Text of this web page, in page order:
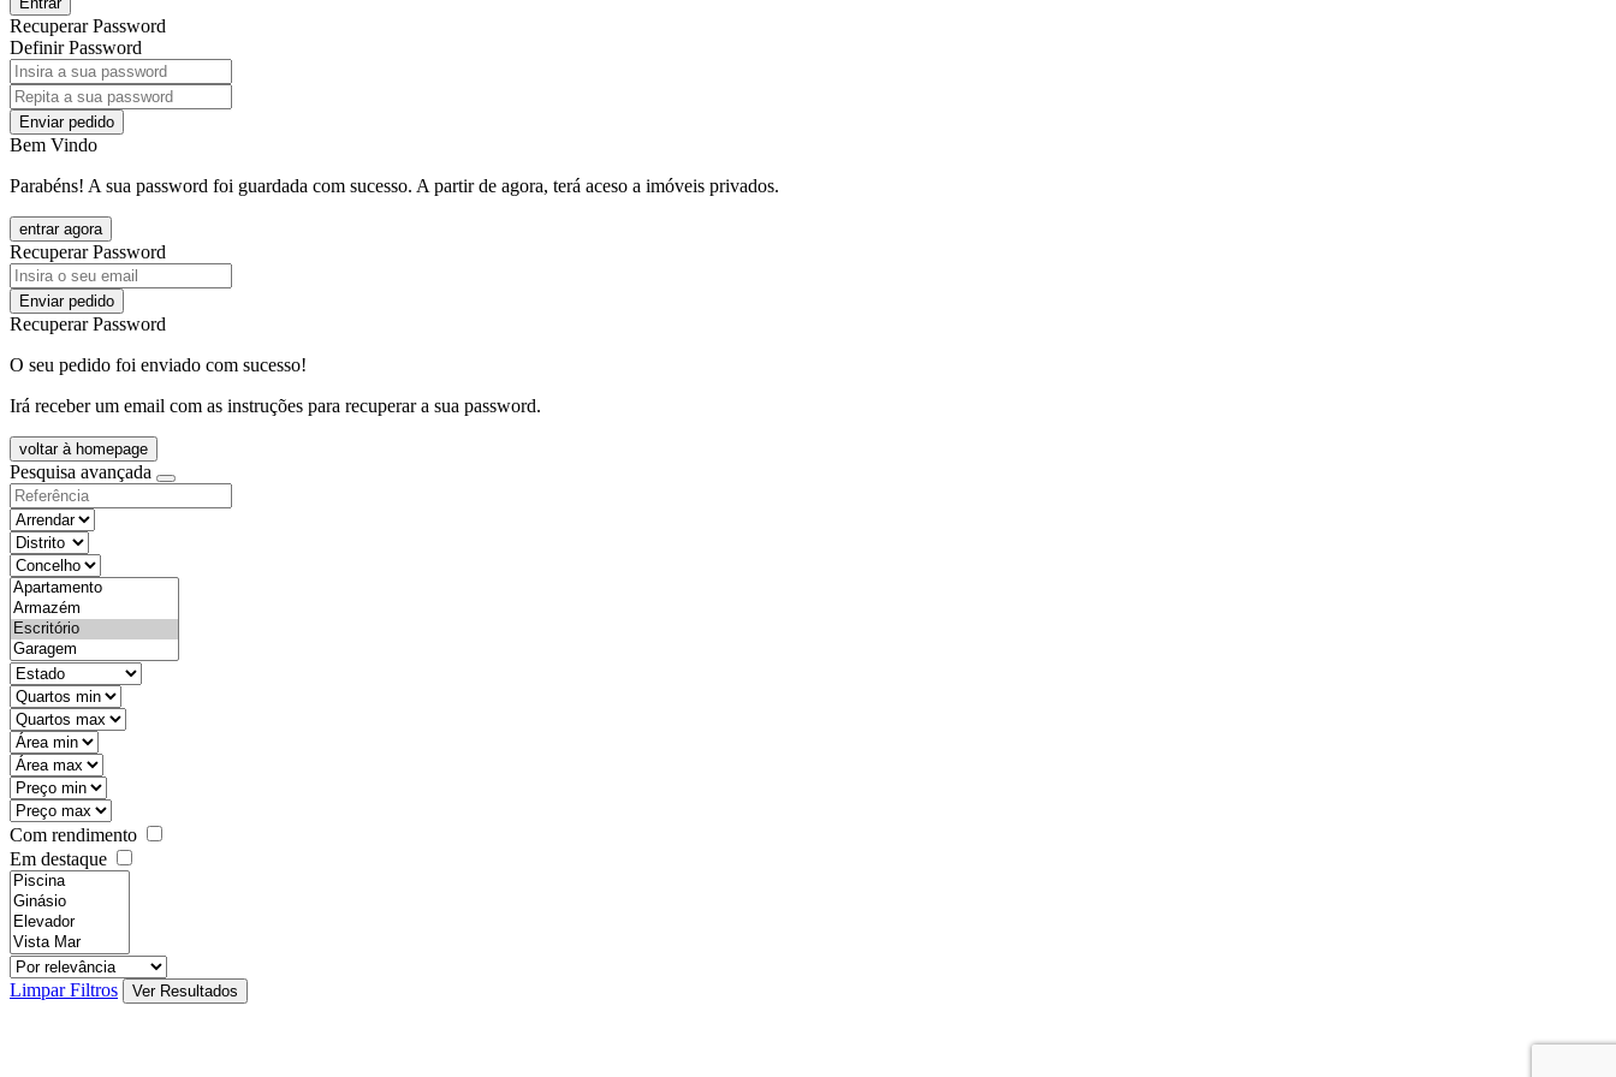
Recuperar Password
Definir Password
Enviar pedido
Bem Vindo
Parabéns! A sua password foi guardada com sucesso. A partir de agora, terá aceso a imóveis privados.
entrar agora
Recuperar Password
Enviar pedido
Recuperar Password
O seu pedido foi enviado com sucesso!
Irá receber um email com as instruções para recuperar a sua password.
voltar à homepage
Pesquisa avançada
objective
districtId
countyId
types
state
mintypo
maxtypo
minarea
maxarea
minprice
maxprice
Com rendimento
Em destaque
features
realestateOrder
Limpar Filtros
Ver Resultados